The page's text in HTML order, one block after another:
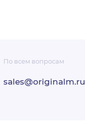
По всем вопросам
sales@originalm.ru